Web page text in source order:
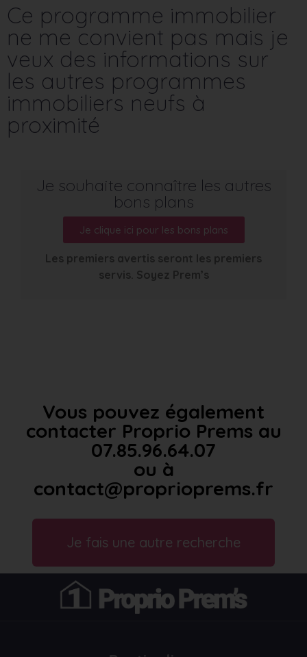
Ce programme immobilier
ne me convient pas mais je
veux des informations sur
les autres programmes
immobiliers neufs à
proximité
Je souhaite connaître les autres
bons plans
Je clique ici pour les bons plans
Les premiers avertis seront les premiers
servis. Soyez Prem’s
Vous pouvez également
contacter Proprio Prems au
07.85.96.64.07
ou à
contact@proprioprems.fr
Je fais une autre recherche